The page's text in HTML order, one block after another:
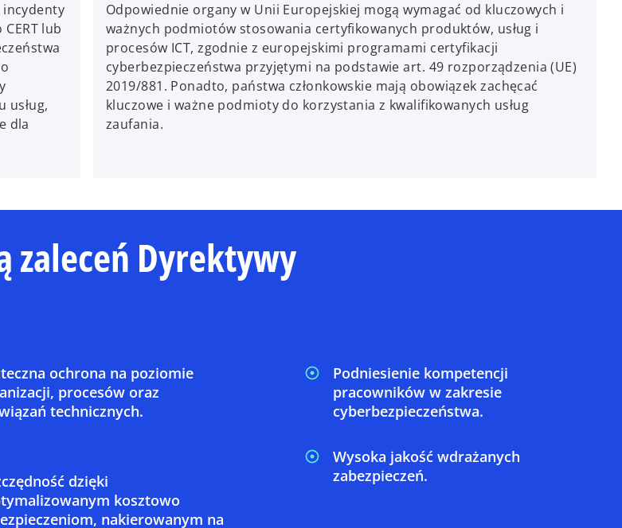
incydenty
lub
usług,
dla
Odpowiednie organy w Unii Europejskiej mogą wymagać od kluczowych i
ważnych podmiotów stosowania certyfikowanych produktów, usług i
procesów ICT, zgodnie z europejskimi programami certyfikacji
cyberbezpieczeństwa przyjętymi na podstawie art. 49 rozporządzenia (UE)
2019/881. Ponadto, państwa członkowskie mają obowiązek zachęcać
kluczowe i ważne podmioty do korzystania z kwalifikowanych usług
zaufania.
zaleceń Dyrektywy
ochrona na poziomie
procesów oraz
technicznych.
dzięki
kosztowo
nakierowanym na
Podniesienie kompetencji
pracowników w zakresie
cyberbezpieczeństwa.
Wysoka jakość wdrażanych
zabezpieczeń.